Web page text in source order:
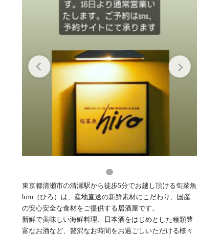
東京都清瀬市の清瀬駅から徒歩5分でお越し頂ける旬菜魚
hiro（ひろ）は、産地直送の新鮮素材にこだわり、国産
の安心安全な食材をご提供する居酒屋です。
新鮮で美味しい海鮮料理、日本酒をはじめとした種類豊
富なお酒など、贅沢なお時間をお過ごしいただける様々